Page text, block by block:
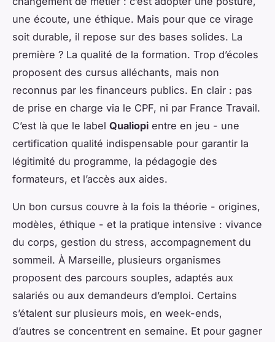
une écoute, une éthique. Mais pour que ce virage
soit durable, il repose sur des bases solides. La
première ? La qualité de la formation. Trop d’écoles
proposent des cursus alléchants, mais non
reconnus par les financeurs publics. En clair : pas
de prise en charge via le CPF, ni par France Travail.
C’est là que le label Qualiopi entre en jeu - une
certification qualité indispensable pour garantir la
légitimité du programme, la pédagogie des
formateurs, et l’accès aux aides.
Un bon cursus couvre à la fois la théorie - origines,
modèles, éthique - et la pratique intensive : vivance
du corps, gestion du stress, accompagnement du
sommeil. À Marseille, plusieurs organismes
proposent des parcours souples, adaptés aux
salariés ou aux demandeurs d’emploi. Certains
s’étalent sur plusieurs mois, en week-ends,
d’autres se concentrent en semaine. Et pour gagner